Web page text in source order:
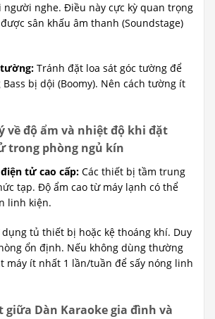
người nghe. Điều này cực kỳ quan trọng
sân khấu âm thanh (Soundstage)
tường:Tránh đặt loa sát góc tường để
bị dội (Boomy). Nên cách tường ít
về độ ẩm và nhiệt độ khi đặt
trong phòng ngủ kín
tử cao cấp:Các thiết bị tầm trung
tạp. Độ ẩm cao từ máy lạnh có thể
linh kiện.
tủ thiết bị hoặc kệ thoáng khí. Duy
ổn định. Nếu không dùng thường
máy ít nhất 1 lần/tuần để sấy nóng linh
giữa Dàn Karaoke gia đình và